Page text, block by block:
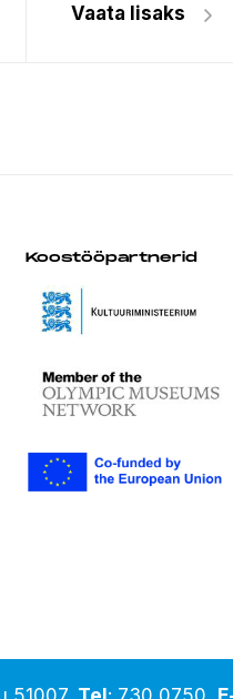
Vaata lisaks
Koostööpartnerid